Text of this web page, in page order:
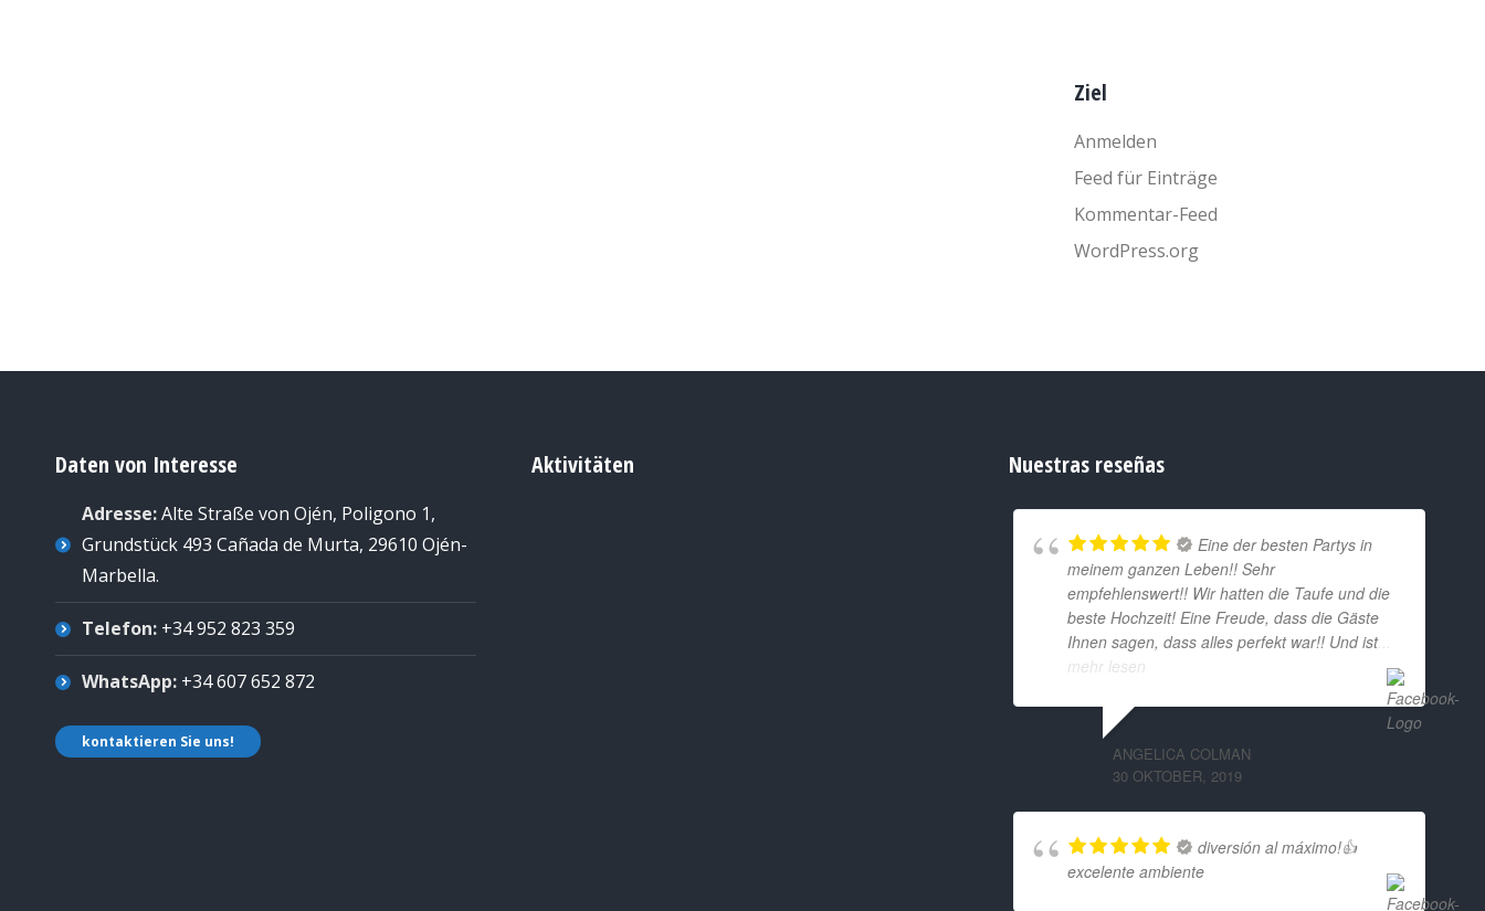
Ziel
Anmelden
Feed für Einträge
Kommentar-Feed
WordPress.org
Daten von Interesse
Adresse:Alte Straße von Ojén, Poligono 1,
Grundstück 493 Cañada de Murta, 29610 Ojén-
Marbella.
Telefon: +34 952 823 359
WhatsApp: +34 607 652 872
kontaktieren Sie uns!
Aktivitäten Nuestras reseñas
Eine der besten Partys in
meinem ganzen Leben!! Sehr
empfehlenswert!! Wir hatten die Taufe und die
beste Hochzeit! Eine Freude, dass die Gäste
Ihnen sagen, dass alles perfekt war!! Und ist...
mehr lesen
ANGELICA COLMAN
30 OKTOBER, 2019
diversión al máximo!👍
excelente ambiente